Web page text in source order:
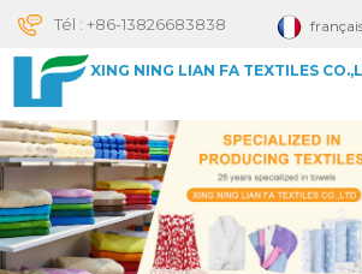
Tél : +86-13826683838
XING NING LIAN FA TEXTILES